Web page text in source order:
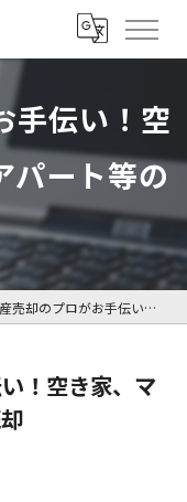
手伝い！空
パート等の
プロがお手伝い！空き家、マンション、アパート等の売却
！空き家、マ